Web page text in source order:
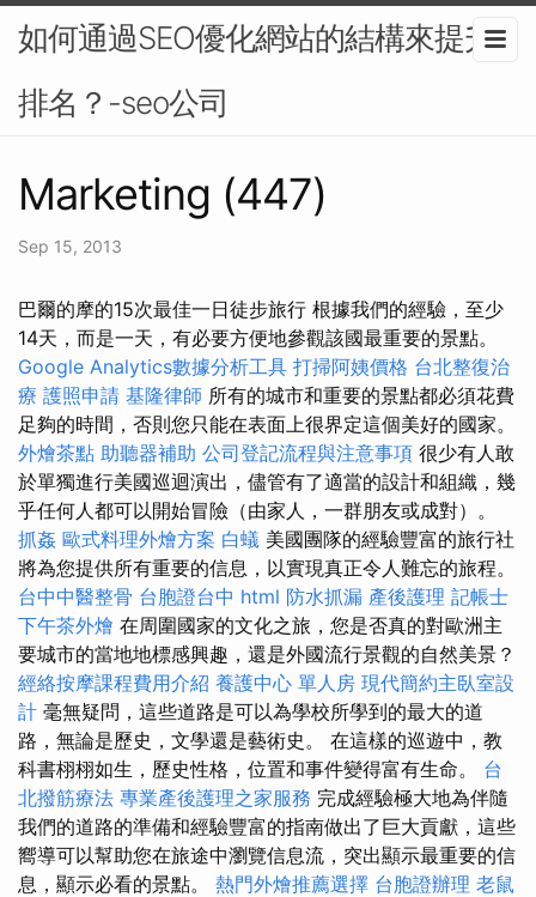
如何通過SEO優化網站的結構來提升
排名？-seo公司
Marketing (447)
Sep 15, 2013
巴爾的摩的15次最佳一日徒步旅行 根據我們的經驗，至少
14天，而是一天，有必要方便地參觀該國最重要的景點。
Google Analytics數據分析工具 打掃阿姨價格 台北整復治
療 護照申請 基隆律師 所有的城市和重要的景點都必須花費
足夠的時間，否則您只能在表面上很界定這個美好的國家。
外燴茶點 助聽器補助 公司登記流程與注意事項 很少有人敢
於單獨進行美國巡迴演出，儘管有了適當的設計和組織，幾
乎任何人都可以開始冒險（由家人，一群朋友或成對）。
抓姦 歐式料理外燴方案 白蟻 美國團隊的經驗豐富的旅行社
將為您提供所有重要的信息，以實現真正令人難忘的旅程。
台中中醫整骨 台胞證台中 html 防水抓漏 產後護理 記帳士
下午茶外燴 在周圍國家的文化之旅，您是否真的對歐洲主
要城市的當地地標感興趣，還是外國流行景觀的自然美景？
經絡按摩課程費用介紹 養護中心 單人房 現代簡約主臥室設
計 毫無疑問，這些道路是可以為學校所學到的最大的道
路，無論是歷史，文學還是藝術史。 在這樣的巡遊中，教
科書栩栩如生，歷史性格，位置和事件變得富有生命。 台
北撥筋療法 專業產後護理之家服務 完成經驗極大地為伴隨
我們的道路的準備和經驗豐富的指南做出了巨大貢獻，這些
嚮導可以幫助您在旅途中瀏覽信息流，突出顯示最重要的信
息，顯示必看的景點。 熱門外燴推薦選擇 台胞證辦理 老鼠